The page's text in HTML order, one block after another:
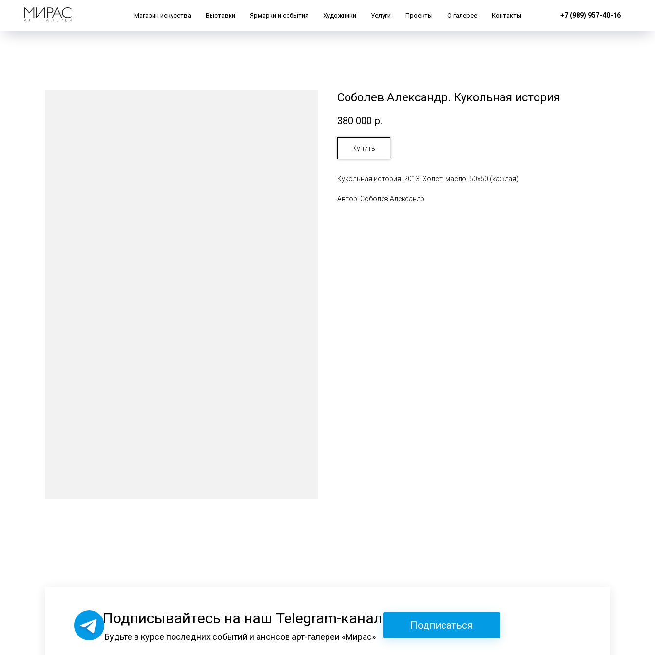
Магазин искусства Выставки Ярмарки и события Художники Услуги Проекты О галерее Контакты +7 (989) 957-40-16
Соболев Александр. Кукольная история
380 000 р.
Купить
Кукольная история. 2013. Холст, масло. 50x50 (каждая)
Автор: Соболев Александр
Подписывайтесь на наш Telegram-канал
Будьте в курсе последних событий и анонсов арт-галереи «Мирас»
Подписаться